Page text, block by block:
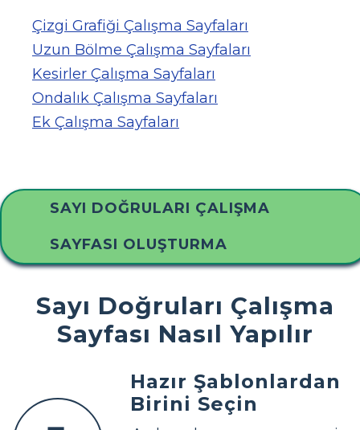
Çizgi Grafiği Çalışma Sayfaları
Uzun Bölme Çalışma Sayfaları
Kesirler Çalışma Sayfaları
Ondalık Çalışma Sayfaları
Ek Çalışma Sayfaları
SAYI DOĞRULARI ÇALIŞMA
SAYFASI OLUŞTURMA
Sayı Doğruları Çalışma
Sayfası Nasıl Yapılır
Hazır Şablonlardan
Birini Seçin